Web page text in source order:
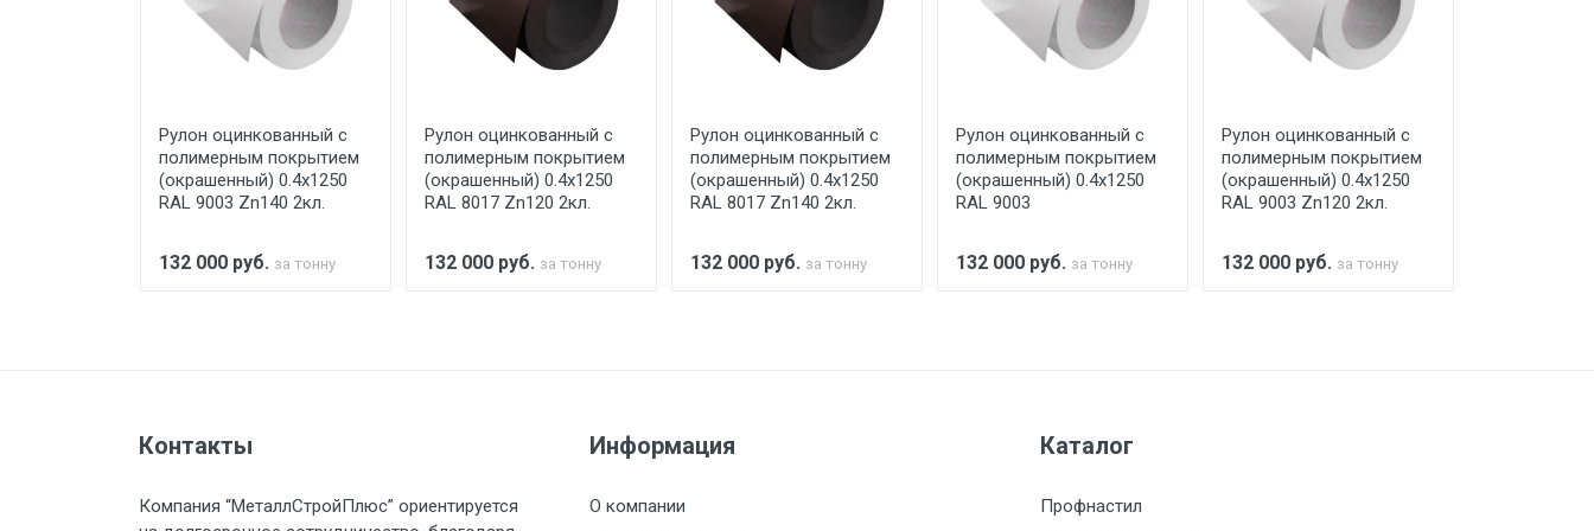
При доставке товара, Клиент заранее обязан обеспечить подъезные пути для разгружаемого а/м. На разгрузку автомобиля
Стоимость доставки по РФ рассчитывается индивидуально.
Тип транспорта
Ставка по Москве
ТТК Садовое 1км за МКАД
Рулон оцинкованный с
полимерным покрытием
(окрашенный) 0.4x1250
RAL 9003 Zn140 2кл.
132 000 руб. за тонну
Рулон оцинкованный с
полимерным покрытием
(окрашенный) 0.4x1250
RAL 8017 Zn120 2кл.
132 000 руб. за тонну
Рулон оцинкованный с
полимерным покрытием
(окрашенный) 0.4x1250
RAL 8017 Zn140 2кл.
132 000 руб. за тонну
Рулон оцинкованный с
полимерным покрытием
(окрашенный) 0.4x1250
RAL 9003
132 000 руб. за тонну
Рулон оцинкованный с
полимерным покрытием
(окрашенный) 0.4x1250
RAL 9003 Zn120 2кл.
132 000 руб. за тонну
Контакты
Компания “МеталлСтройПлюс” ориентируется
Информация
О компании
Каталог
Профнастил